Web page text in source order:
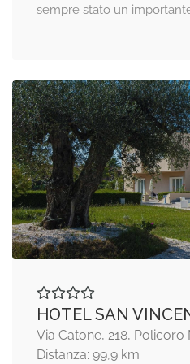
sempre stato un
HOTEL SAN
Via Catone, 218, Policoro
Distanza: 99,9 km